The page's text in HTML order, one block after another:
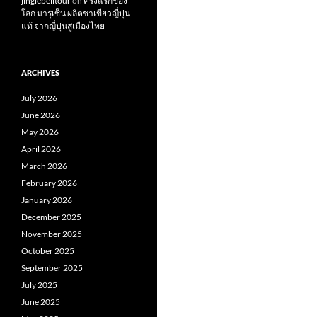
โลก มารุเซ็น ผลิตชาเขียวญี่ปุ่น
แท้ จากญี่ปุ่นสู่เมืองไทย
ARCHIVES
July 2026
June 2026
May 2026
April 2026
March 2026
February 2026
January 2026
December 2025
November 2025
October 2025
September 2025
July 2025
June 2025